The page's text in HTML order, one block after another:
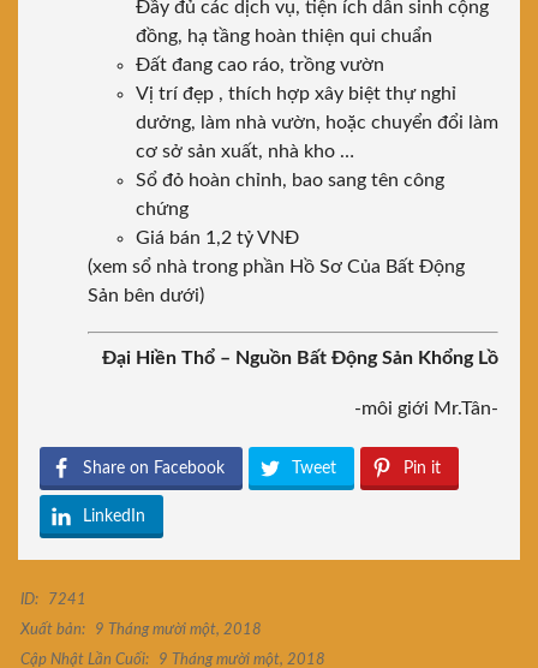
Đầy đủ các dịch vụ, tiện ích dân sinh cộng
đồng, hạ tầng hoàn thiện qui chuẩn
Đất đang cao ráo, trồng vườn
Vị trí đẹp , thích hợp xây biệt thự nghỉ
dưởng, làm nhà vườn, hoặc chuyển đổi làm
cơ sở sản xuất, nhà kho …
Sổ đỏ hoàn chỉnh, bao sang tên công
chứng
Giá bán 1,2 tỷ VNĐ
(xem sổ nhà trong phần Hồ Sơ Của Bất Động
Sản bên dưới)
Đại Hiền Thổ – Nguồn Bất Động Sản Khổng Lồ
-môi giới Mr.Tân-
Share on Facebook Tweet Pin it
LinkedIn
ID:
7241
Xuất bản:
9 Tháng mười một, 2018
Cập Nhật Lần Cuối:
9 Tháng mười một, 2018